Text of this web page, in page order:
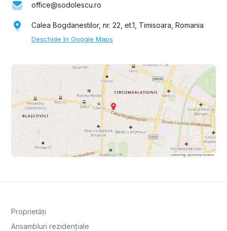
office@sodolescu.ro
Calea Bogdanestilor, nr. 22, et.1, Timisoara, Romania
Deschide în Google Maps
Proprietăți
Ansambluri rezidențiale